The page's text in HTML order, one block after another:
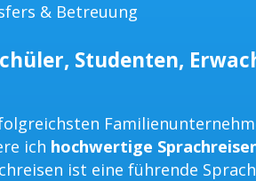
& Betreuung
Studenten,
ich hochwertige
ist eine führende